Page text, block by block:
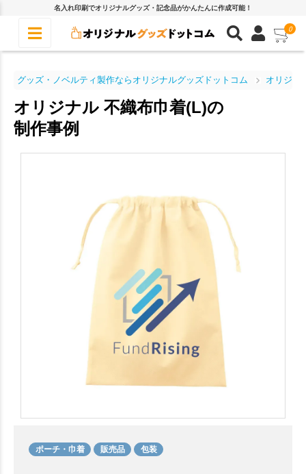
名入れ印刷でオリジナルグッズ・記念品がかんたんに作成可能！
0
グッズ・ノベルティ製作ならオリジナルグッズドットコム オリジナ
オリジナル 不織布巾着(L)の
制作事例
ポーチ・巾着 販売品 包装